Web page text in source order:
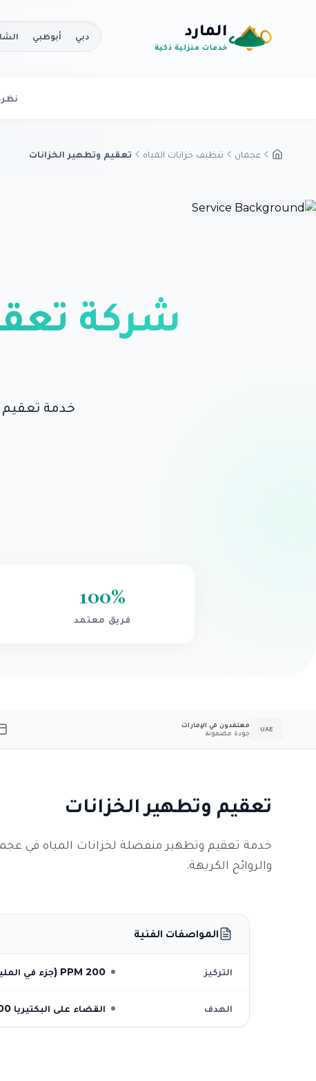
المارد
خدمات منزلية ذكية
دبي أبوظبي
عجمان تنظيف خزانات المياه تعقيم وتطهير الخزانات
شركة
خدمة تعقيم
100%
فريق معتمد
UAE
معتمدون في الإمارات
جودة مضمونة
تعقيم وتطهير الخزانات
خدمة تعقيم وتطهير منفصلة لخزانات المياه في
والروائح الكريهة.
المواصفات الفنية
التركيز 200 PPM (جزء في المليون)
الهدف القضاء على البكتيريا 100%